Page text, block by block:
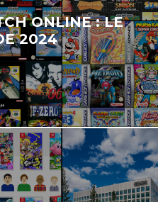
ONLINE : LE
2024